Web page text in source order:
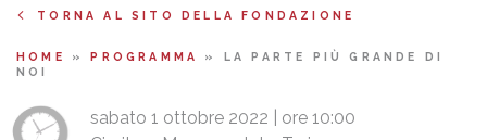
TORNA AL SITO DELLA FONDAZIONE
HOME »PROGRAMMA » LA PARTE PIÙ GRANDE DI
NOI
sabato 1 ottobre 2022 | ore 10:00